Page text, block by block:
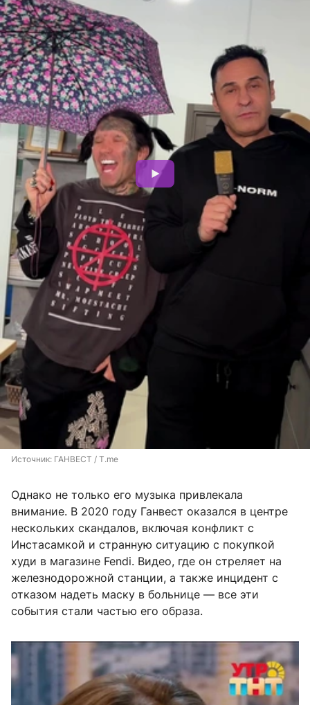
Источник: ГАНВЕСТ / T.me
Однако не только его музыка привлекала
внимание. В 2020 году Ганвест оказался в центре
нескольких скандалов, включая конфликт с
Инстасамкой и странную ситуацию с покупкой
худи в магазине Fendi. Видео, где он стреляет на
железнодорожной станции, а также инцидент с
отказом надеть маску в больнице — все эти
события стали частью его образа.